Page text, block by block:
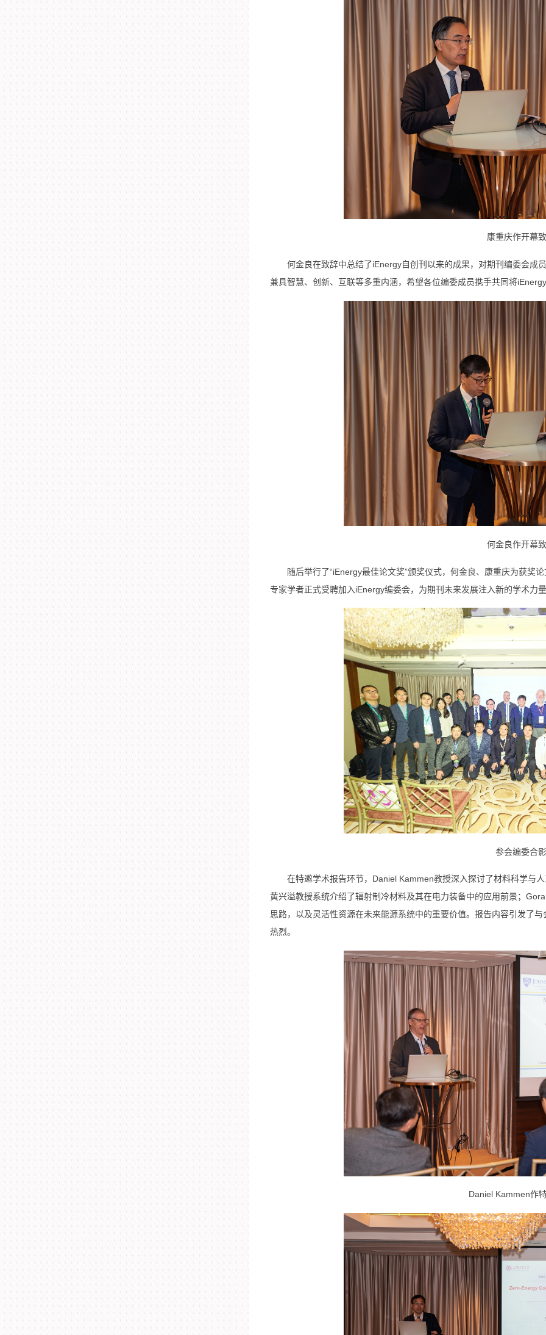
康重庆作开幕
何金良在致辞中总结了iEnergy自创刊以来的成果，对期刊编委会成
兼具智慧、创新、互联等多重内涵，希望各位编委成员携手共同将
何金良作开幕
随后举行了“iEnergy最佳论文奖”颁奖仪式，何金良、康重庆为获奖
专家学者正式受聘加入iEnergy编委会，为期刊未来发展注入新的学术力
参会编委合影
在特邀学术报告环节，Daniel Kammen教授深入探讨了材料科学与
黄兴溢教授系统介绍了辐射制冷材料及其在电力装备中的应用前景；
思路，以及灵活性资源在未来能源系统中的重要价值。报告内容引发了
热烈。
Daniel Kammen作